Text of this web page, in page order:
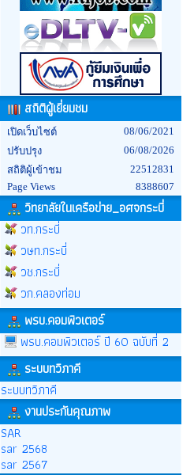
สถิติผู้เยี่ยมชม
เปิดเว็บไซต์
08/06/2021
ปรับปรุง
06/08/2026
สถิติผู้เข้าชม
22512831
Page Views
8388607
วิทยาลัยในเครือข่าย_อศจกระบี่
วท.กระบี่
วษท.กระบี่
วช.กระบี่
วก.คลองท่อม
พรบ.คอมพิวเตอร์
พรบ.คอมพิวเตอร์ ปี 60 ฉบับที่ 2
ระบบทวิภาคี
ระบบทวิภาคี
งานประกันคุณภาพ
SAR
sar 2568
sar 2567